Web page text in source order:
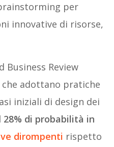
per
innovative di risorse,
Business Review
che adottano pratiche
iniziali di design dei
28% di probabilità in
dirompenti rispetto